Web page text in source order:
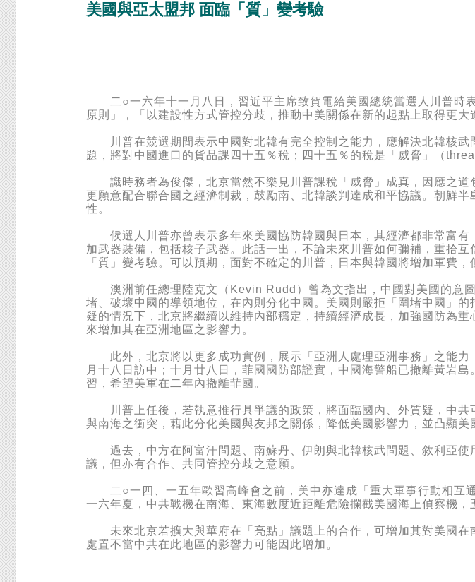
美國與亞太盟邦 面臨「質」變考驗
二○一六年十一月八日，習近平主席致賀電給美國總統當選人川普時
原則」，「以建設性方式管控分歧，推動中美關係在新的起點上取得更
川普在競選期間表示中國對北韓有完全控制之能力，應解決北韓核武
題，將對中國進口的貨品課四十五％稅；四十五％的稅是「威脅」（
識時務者為俊傑，北京當然不樂見川普課稅「威脅」成真，因應之道
更願意配合聯合國之經濟制裁，鼓勵南、北韓談判達成和平協議。朝鮮
性。
候選人川普亦曾表示多年來美國協防韓國與日本，其經濟都非常富有
加武器裝備，包括核子武器。此話一出，不論未來川普如何彌補，重拾
「質」變考驗。可以預期，面對不確定的川普，日本與韓國將增加軍費
澳洲前任總理陸克文（Kevin Rudd）曾為文指出，中國對美國的意
堵、破壞中國的導領地位，在內則分化中國。美國則嚴拒「圍堵中國」
疑的情況下，北京將繼續以維持內部穩定，持續經濟成長，加強國防為
來增加其在亞洲地區之影響力。
此外，北京將以更多成功實例，展示「亞洲人處理亞洲事務」之能力
月十八日訪中；十月廿八日，菲國國防部證實，中國海警船已撤離黃岩
習，希望美軍在二年內撤離菲國。
川普上任後，若執意推行具爭議的政策，將面臨國內、外質疑，中共
與南海之衝突，藉此分化美國與友邦之關係，降低美國影響力，並凸顯
過去，中方在阿富汗問題、南蘇丹、伊朗與北韓核武問題、敘利亞使
議，但亦有合作、共同管控分歧之意願。
二○一四、一五年歐習高峰會之前，美中亦達成「重大軍事行動相互
一六年夏，中共戰機在南海、東海數度近距離危險攔截美國海上偵察機
未來北京若擴大與華府在「亮點」議題上的合作，可增加其對美國在
處置不當中共在此地區的影響力可能因此增加。